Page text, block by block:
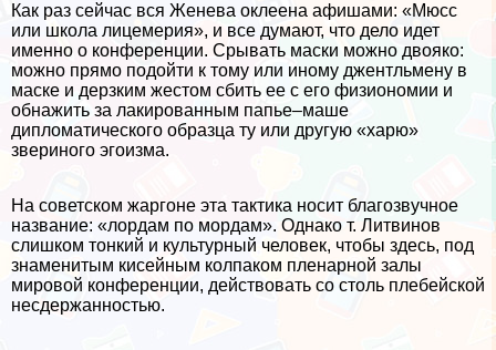
Как раз сейчас вся Женева оклеена афишами: «Мюсс
или школа лицемерия», и все думают, что дело идет
именно о конференции. Срывать маски можно двояко:
можно прямо подойти к тому или иному джентльмену в
маске и дерзким жестом сбить ее с его физиономии и
обнажить за лакированным папье–маше
дипломатического образца ту или другую «харю»
звериного эгоизма.
На советском жаргоне эта тактика носит благозвучное
название: «лордам по мордам». Однако т. Литвинов
слишком тонкий и культурный человек, чтобы здесь, под
знаменитым кисейным колпаком пленарной залы
мировой конференции, действовать со столь плебейской
несдержанностью.